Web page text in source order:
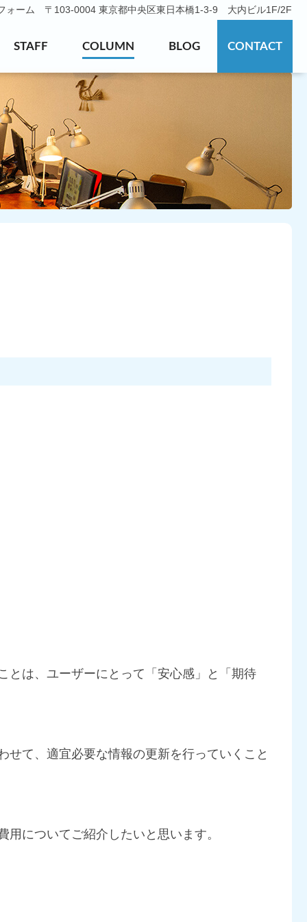
ォーム 〒103-0004 東京都中央区東日本橋1-3-9 大内ビル1F/2F
STAFF COLUMN BLOG CONTACT
とは、ユーザーにとって「安心感」と「期待
て、適宜必要な情報の更新を行っていくこと
についてご紹介したいと思います。